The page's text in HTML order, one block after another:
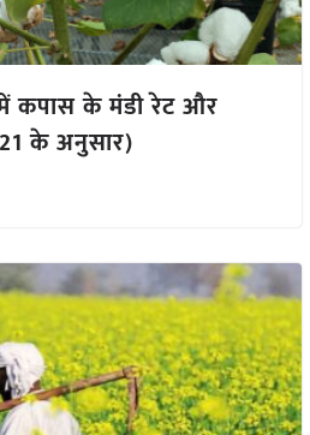
कपास के मंडी रेट और
के अनुसार)